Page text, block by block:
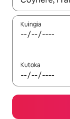
Kuingia
Kutoka